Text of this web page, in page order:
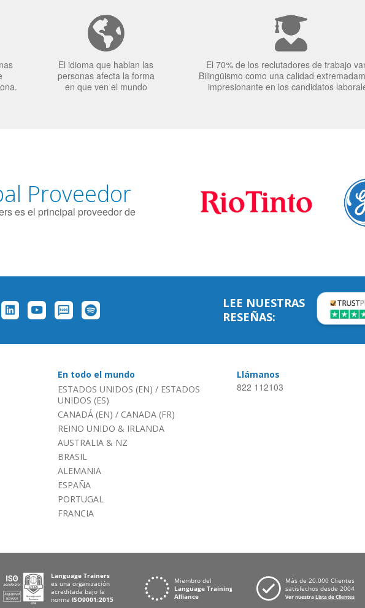
El idioma que hablan las
personas afecta la forma
en que ven el mundo
El 70% de los reclutadores de trabajo
Bilingüismo como una calidad
impresionante en los candidatos
Proveedor
es el principal proveedor de
LEE NUESTRAS
RESEÑAS:
En todo el mundo
ESTADOS UNIDOS (EN) / ESTADOS
UNIDOS (ES)
CANADÁ (EN) / CANADA (FR)
REINO UNIDO & IRLANDA
AUSTRALIA & NZ
BRASIL
ALEMANIA
ESPAÑA
PORTUGAL
FRANCIA
Llámanos
822 112103